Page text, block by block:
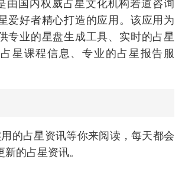
由国内权威占星文化机构若道咨询
爱好者精心打造的应用。该应用为
专业的星盘生成工具、实时的占星
星课程信息、专业的占星报告服
的占星资讯等你来阅读，每天都会
的占星资讯。